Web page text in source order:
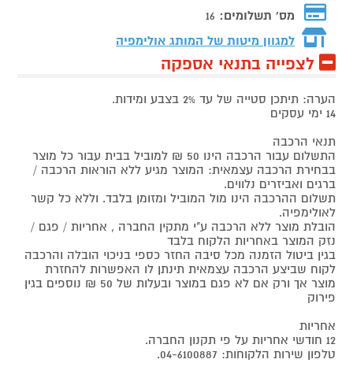
מס' תשלומים: 16
למגוון מיטות של המותג אולימפיה
לצפייה בתנאי אספקה
הערה: תיתכן סטייה של עד 2% בצבע ומידות.
14 ימי עסקים
תנאי הרכבה
התשלום עבור הרכבה הינו 50 ₪ למוביל בבית עבור כל מוצר
בבחירת הרכבה עצמאית: המוצר מגיע ללא הוראות הרכבה /
ברגים ואביזרים נלווים.
תשלום ההרכבה הינו מול המוביל ומזומן בלבד. וללא כל קשר
לאולימפיה.
הובלת מוצר ללא הרכבה ע"י מתקין החברה , אחריות / פגם /
נזק המוצר באחריות הלקוח בלבד
בגין ביטול הזמנה מכל סיבה החזר כספי בניכוי הובלה והרכבה
לקוח שביצע הרכבה עצמאית תינתן לו האפשרות להחזרת
מוצר אך ורק אם לא פגם במוצר ובעלות של 50 ₪ נוספים בגין
פירוק
אחריות
12 חודשי אחריות על פי תקנון החברה.
טלפון שירות הלקוחות: 04-6100887.